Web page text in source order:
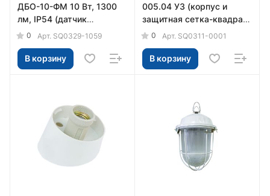
ДБО-10-ФМ 10 Вт, 1300
лм, IP54 (датчик
движения) TDM
0 Арт. SQ0329-1059
В корзину
005.04 У3 (корпус и
защитная сетка-квадрат,
белый) TDM
0 Арт. SQ0311-0001
В корзину